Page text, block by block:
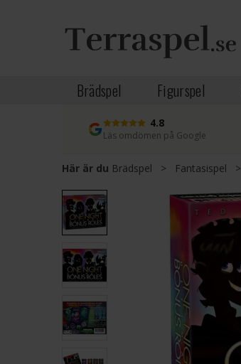
Brädspel Figurspel
4.8
Läs omdömen på Google
Här är du Brädspel > Fantasispel >